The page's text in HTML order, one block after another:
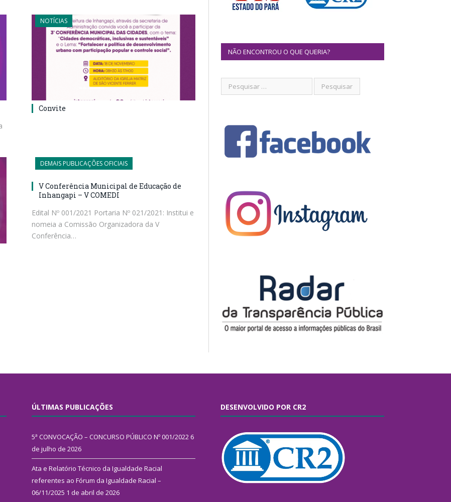
NOTÍCIAS
Convite
DEMAIS PUBLICAÇÕES OFICIAIS
V Conferência Municipal de Educação de
Inhangapi – V COMEDI
Edital Nº 001/2021 Portaria Nº 021/2021: Institui e
nomeia a Comissão Organizadora da V
Conferência…
NÃO ENCONTROU O QUE QUERIA?
ÚLTIMAS PUBLICAÇÕES
5ª CONVOCAÇÃO – CONCURSO PÚBLICO Nº 001/2022 6
de julho de 2026
Ata e Relatório Técnico da Igualdade Racial
referentes ao Fórum da Igualdade Racial –
06/11/2025 1 de abril de 2026
DESENVOLVIDO POR CR2